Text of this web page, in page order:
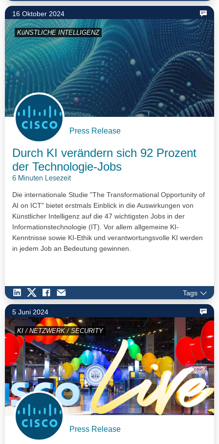
16 Oktober 2024
KüNSTLICHE INTELLIGENZ
Press Release
Durch KI verändern sich 92 Prozent
der Technologie-Jobs
6 Minuten Lesezeit
Die internationale Studie "The Transformational Opportunity of
AI on ICT" bietet erstmals Einblick in die Auswirkungen von
Künstlicher Intelligenz auf die 47 wichtigsten Jobs in der
Informationstechnologie (IT). Vor allem allgemeine KI-
Kenntnisse sowie KI-Ethik und verantwortungsvolle KI werden
in jedem Job an Bedeutung gewinnen.
Tags
5 Juni 2024
KI / NETZWERK / SECURITY
Press Release